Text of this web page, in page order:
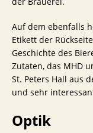
Auf dem ebenfalls
Etikett der
Geschichte des
Zutaten, das MHD
St. Peters Hall aus
und sehr
Optik